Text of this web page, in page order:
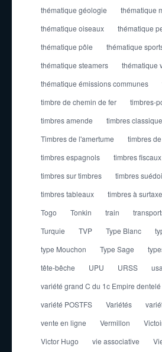
thématique géologie
thématique
thématique oiseaux
thématique
thématique pôle
thématique
thématique steamers
thématique
thématique émissions communes
timbre de chemin de fer
timbres-
timbres amende
timbres
Timbres de l'amertume
timbres
timbres espagnols
timbres fiscaux
timbres sur timbres
timbres
timbres tableaux
timbres à surtaxe
Togo
Tonkin train
Turquie
TVP Type Blanc
type Mouchon
Type Sage
tête-bêche
UPU URSS
variété grand C du 1c Empire dentelé
variété POSTFS
Variétés
vente en ligne
Vermillon
Victor Hugo
vie associative